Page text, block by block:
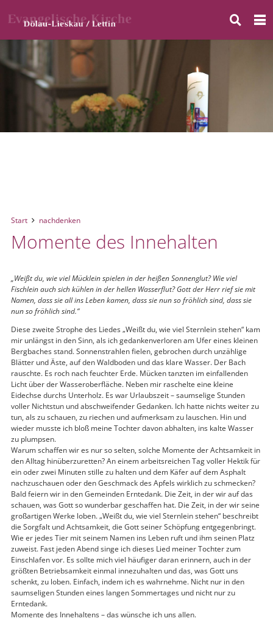
Start nachdenken
Momente des Innehalten
„Weißt du, wie viel Mücklein spielen in der heißen Sonnenglut? Wie viel
Fischlein auch sich kühlen in der hellen Wasserflut? Gott der Herr rief sie mit
Namen, dass sie all ins Leben kamen, dass sie nun so fröhlich sind, dass sie
nun so fröhlich sind.“
Diese zweite Strophe des Liedes „Weißt du, wie viel Sternlein stehen“ kam
mir unlängst in den Sinn, als ich gedankenverloren am Ufer eines kleinen
Bergbaches stand. Sonnenstrahlen fielen, gebrochen durch unzählige
Blätter und Äste, auf den Waldboden und das klare Wasser. Der Bach
rauschte. Es roch nach feuchter Erde. Mücken tanzten im einfallenden
Licht über der Wasseroberfläche. Neben mir raschelte eine kleine
Eidechse durchs Unterholz. Es war Urlaubszeit – saumselige Stunden
voller Nichtstun und abschweifender Gedanken. Ich hatte nichts weiter zu
tun, als zu schauen, zu riechen und aufmerksam zu lauschen. Hin und
wieder musste ich bloß meine Tochter davon abhalten, ins kalte Wasser
zu plumpsen.
Warum schaffen wir es nur so selten, solche Momente der Achtsamkeit in
den Alltag hinüberzuretten? An einem arbeitsreichen Tag voller Hektik für
ein oder zwei Minuten stille zu halten und dem Käfer auf dem Asphalt
nachzuschauen oder den Geschmack des Apfels wirklich zu schmecken?
Bald feiern wir in den Gemeinden Erntedank. Die Zeit, in der wir auf das
schauen, was Gott so wunderbar geschaffen hat. Die Zeit, in der wir seine
großartigen Werke loben. „Weißt du, wie viel Sternlein stehen“ beschreibt
die Sorgfalt und Achtsamkeit, die Gott seiner Schöpfung entgegenbringt.
Wie er jedes Tier mit seinem Namen ins Leben ruft und ihm seinen Platz
zuweist. Fast jeden Abend singe ich dieses Lied meiner Tochter zum
Einschlafen vor. Es sollte mich viel häufiger daran erinnern, auch in der
größten Betriebsamkeit einmal innezuhalten und das, was Gott uns
schenkt, zu loben. Einfach, indem ich es wahrnehme. Nicht nur in den
saumseligen Stunden eines langen Sommertages und nicht nur zu
Erntedank.
Momente des Innehaltens – das wünsche ich uns allen.